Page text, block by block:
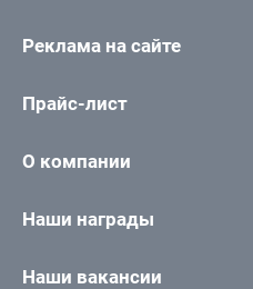
Реклама на сайте
Прайс-лист
О компании
Наши награды
Наши вакансии